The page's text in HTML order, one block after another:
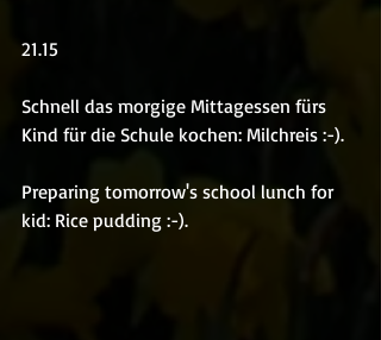
21.15
Schnell das morgige Mittagessen fürs
Kind für die Schule kochen: Milchreis :-).
Preparing tomorrow's school lunch for
kid: Rice pudding :-).